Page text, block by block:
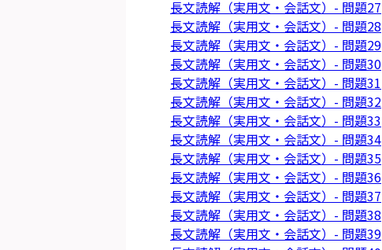
長文読解（実用文・会話文）- 問題27
長文読解（実用文・会話文）- 問題28
長文読解（実用文・会話文）- 問題29
長文読解（実用文・会話文）- 問題30
長文読解（実用文・会話文）- 問題31
長文読解（実用文・会話文）- 問題32
長文読解（実用文・会話文）- 問題33
長文読解（実用文・会話文）- 問題34
長文読解（実用文・会話文）- 問題35
長文読解（実用文・会話文）- 問題36
長文読解（実用文・会話文）- 問題37
長文読解（実用文・会話文）- 問題38
長文読解（実用文・会話文）- 問題39